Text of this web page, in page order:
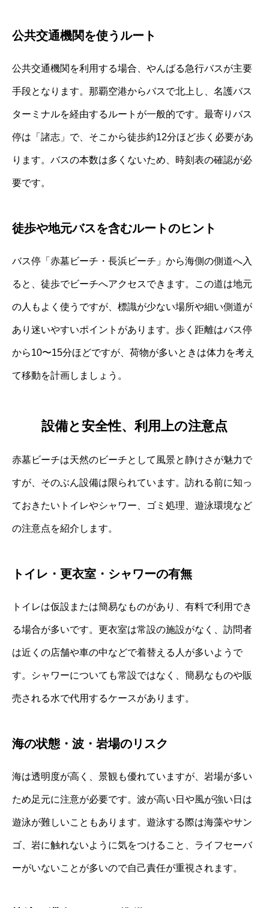
公共交通機関を使うルート
公共交通機関を利用する場合、やんばる急行バスが主要
手段となります。那覇空港からバスで北上し、名護バス
ターミナルを経由するルートが一般的です。最寄りバス
停は「諸志」で、そこから徒歩約12分ほど歩く必要があ
ります。バスの本数は多くないため、時刻表の確認が必
要です。
徒歩や地元バスを含むルートのヒント
バス停「赤墓ビーチ・長浜ビーチ」から海側の側道へ入
ると、徒歩でビーチへアクセスできます。この道は地元
の人もよく使うですが、標識が少ない場所や細い側道が
あり迷いやすいポイントがあります。歩く距離はバス停
から10〜15分ほどですが、荷物が多いときは体力を考え
て移動を計画しましょう。
設備と安全性、利用上の注意点
赤墓ビーチは天然のビーチとして風景と静けさが魅力で
すが、そのぶん設備は限られています。訪れる前に知っ
ておきたいトイレやシャワー、ゴミ処理、遊泳環境など
の注意点を紹介します。
トイレ・更衣室・シャワーの有無
トイレは仮設または簡易なものがあり、有料で利用でき
る場合が多いです。更衣室は常設の施設がなく、訪問者
は近くの店舗や車の中などで着替える人が多いようで
す。シャワーについても常設ではなく、簡易なものや販
売される水で代用するケースがあります。
海の状態・波・岩場のリスク
海は透明度が高く、景観も優れていますが、岩場が多い
ため足元に注意が必要です。波が高い日や風が強い日は
遊泳が難しいこともあります。遊泳する際は海藻やサン
ゴ、岩に触れないように気をつけること、ライフセーバ
ーがいないことが多いので自己責任が重視されます。